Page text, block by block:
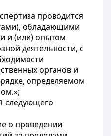
проводится
обладающими
и (или) опытом
деятельности, с
органов и
определяемом
следующего
о проведении